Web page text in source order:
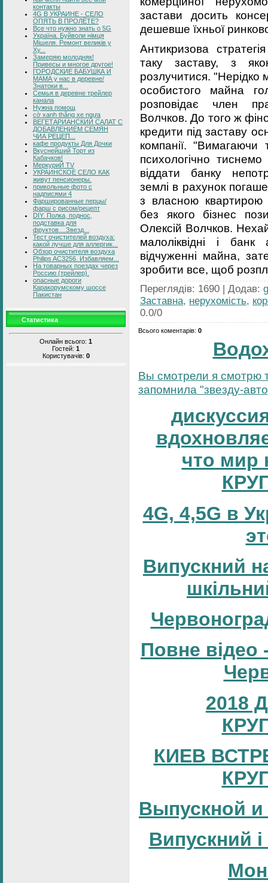
контакты
4G В УКРАИНЕ - СЕЛО
ОПЯТЬ В ПРОЛЁТЕ?
Все что нужно знать о 5G
Україна. Буйволи німця
Мішеля. Ремонт великів у
Ху...
Замеряю молодняк!
Привесы и многое другое!
ГОРОДСКИЕ БАБУШКА И
МАМА у нас в деревне/
Знатоки в...
Семья в деревне трейлер
канала
Нужна помощ
cờ xanh thắng xe ngựa
ВЕГЕТАРИАНСКИЙ САЛАТ С
ДОБАВЛЕНИЕМ СЕМЯН
ЧИА РЕЦЕП...
кафе продукты Для Дочки
Вкуснейший Торт из
Кабачков!
МеркуриЙ TV
УКРАИНСКОЕ СЕЛО КАК
живут пенсионеры.
прикольные фото с
надписями 4
Фаршированные перцы/
фарш с рисом/рецепт
DIY. Полка, поднос,
подставка для
фруктов....Звезд...
Тест очистителей воздуха:
какой лучше для аллергик...
Обзор очистителя воздуха
Philips AC3256. Избавляем...
На товарных поездах через
Россию (трейлер).
опасные дороги
Каракорумскому шоссе
Пакистан
Статистика
Онлайн всього: 1
Гостей: 1
Користувачів: 0
застави досить
дешевше їхньої
Антикризова
таку заставу, з
розлучитися. "Нерідко
особистого майна
розповідає член
Волчков. До того ж
кредити під заставу
компанії.
психологічно
віддати банку
землі в рахунок
з власною
без якого бізнес
Олексій Волчков.
малоліквідні і банк
відчуженні майна,
зробити все, щоб
Переглядів: 1690 | Додав:
Заставна, нерухомість,
0.0/0
Всього коментарів: 0
Вы смотрели я смотрю
запомнила "звезду-
что мир
4G, 4,5G в
Випускний
Повне відео
2018
КИЕВ
Выпускной и
Випускний